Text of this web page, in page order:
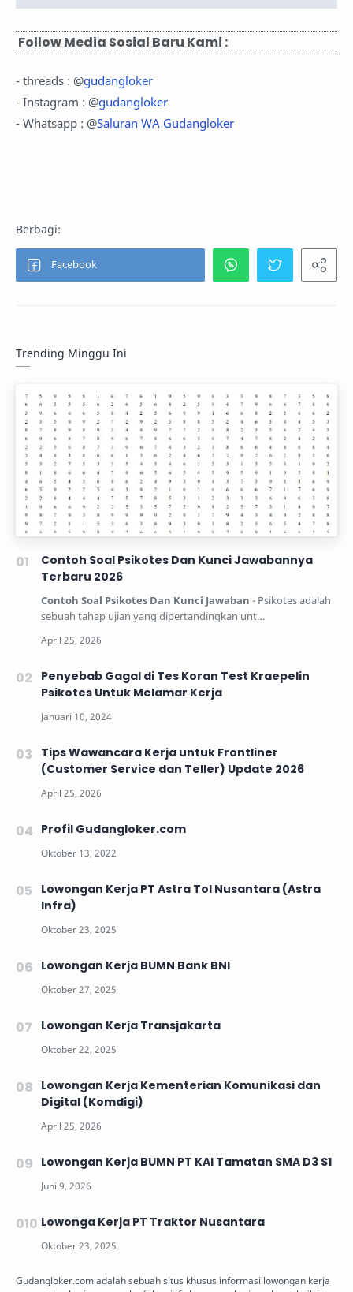
Follow Media Sosial Baru Kami :
- threads : @gudangloker
- Instagram : @gudangloker
- Whatsapp : @Saluran WA Gudangloker
Trending Minggu Ini
Contoh Soal Psikotes Dan Kunci Jawabannya
Terbaru 2026
Contoh Soal Psikotes Dan Kunci Jawaban - Psikotes adalah
sebuah tahap ujian yang dipertandingkan unt…
Penyebab Gagal di Tes Koran Test Kraepelin
Psikotes Untuk Melamar Kerja
Tips Wawancara Kerja untuk Frontliner
(Customer Service dan Teller) Update 2026
Profil Gudangloker.com
Lowongan Kerja PT Astra Tol Nusantara (Astra
Infra)
Lowongan Kerja BUMN Bank BNI
Lowongan Kerja Transjakarta
Lowongan Kerja Kementerian Komunikasi dan
Digital (Komdigi)
Lowongan Kerja BUMN PT KAI Tamatan SMA D3 S1
Lowonga Kerja PT Traktor Nusantara
Gudangloker.com adalah sebuah situs khusus informasi lowongan kerja